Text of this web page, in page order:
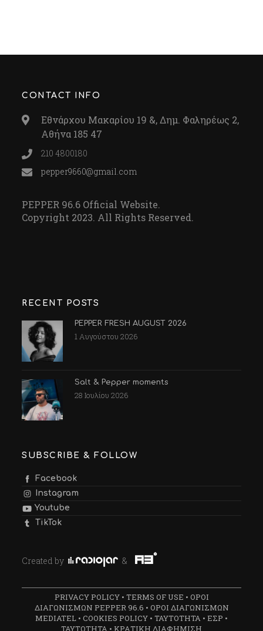
CONTACT INFO
Εθνάρχου Μακαρίου 19 &, Δημ. Φαληρέως 2,
Αθήνα 185 47
210 4800180
pepper9660@gmail.com
PEPPER 96.6 Official Website.
Copyright 2023. All Rights Reserved.
RECENT POSTS
PEPPER FRESH AUGUST 2026
1 Αυγούστου 2026
Salt & Pepper moments
28 Ιουλίου 2026
SUBSCRIBE & FOLLOW
Facebook
Instagram
Youtube
TikTok
Created by &
PRIVACY POLICY• TERMS OF USE • ΟΡΟΙ
ΔΙΑΓΩΝΙΣΜΩΝ PEPPER 96.6 • ΟΡΟΙ ΔΙΑΓΩΝΙΣΜΩΝ
MEDIATEL • COOKIES POLICY • ΤΑΥΤΟΤΗΤΑ • ΕΣΡ •
ΤΑΥΤΟΤΗΤΑ • ΚΡΑΤΙΚΗ ΔΙΑΦΗΜΙΣΗ